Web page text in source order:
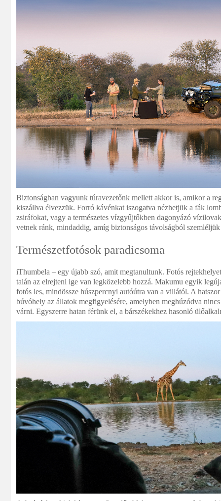
Biztonságban vagyunk túravezetőnk mellett akkor is, amikor a
kiszállva élvezzük. Forró kávénkat iszogatva nézhetjük a fák
zsiráfokat, vagy a természetes vízgyűjtőkben dagonyázó
vetnek ránk, mindaddig, amíg biztonságos távolságból
Természetfotósok paradicsoma
iThumbela – egy újabb szó, amit megtanultunk. Fotós
talán az elrejteni ige van legközelebb hozzá. Makumu egyik
fotós les, mindössze húszpercnyi autóútra van a villától. A
búvóhely az állatok megfigyelésére, amelyben meghúzódva
várni. Egyszerre hatan férünk el, a bárszékekhez hasonló